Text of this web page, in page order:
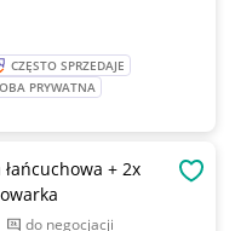
CZĘSTO SPRZEDAJE
PRYWATNA
łańcuchowa + 2x
do negocjacji